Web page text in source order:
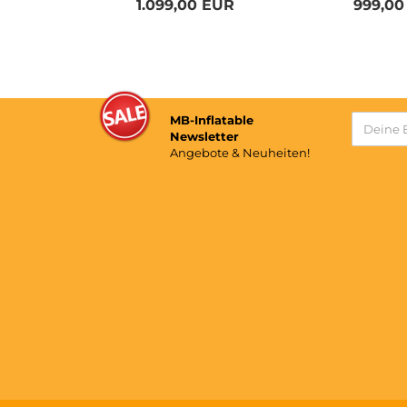
1.099,00 EUR 999,00
MB-Inflatable
Newsletter
Angebote & Neuheiten!